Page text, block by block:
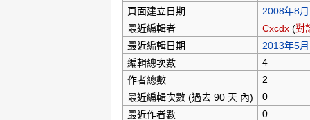
頁面建立日期
2008年8
最近編輯者
Cxcdx(對
最近編輯日期
2013年5
編輯總次數
4
作者總數
2
最近編輯次數 (過去 90 天 內)
0
最近作者數
0